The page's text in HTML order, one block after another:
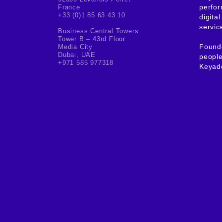
France
+33 (0)1 85 63 43 10
Business Central Towers
Tower B – 43rd Floor
Media City
Dubai, UAE
+971 585 977318
digital